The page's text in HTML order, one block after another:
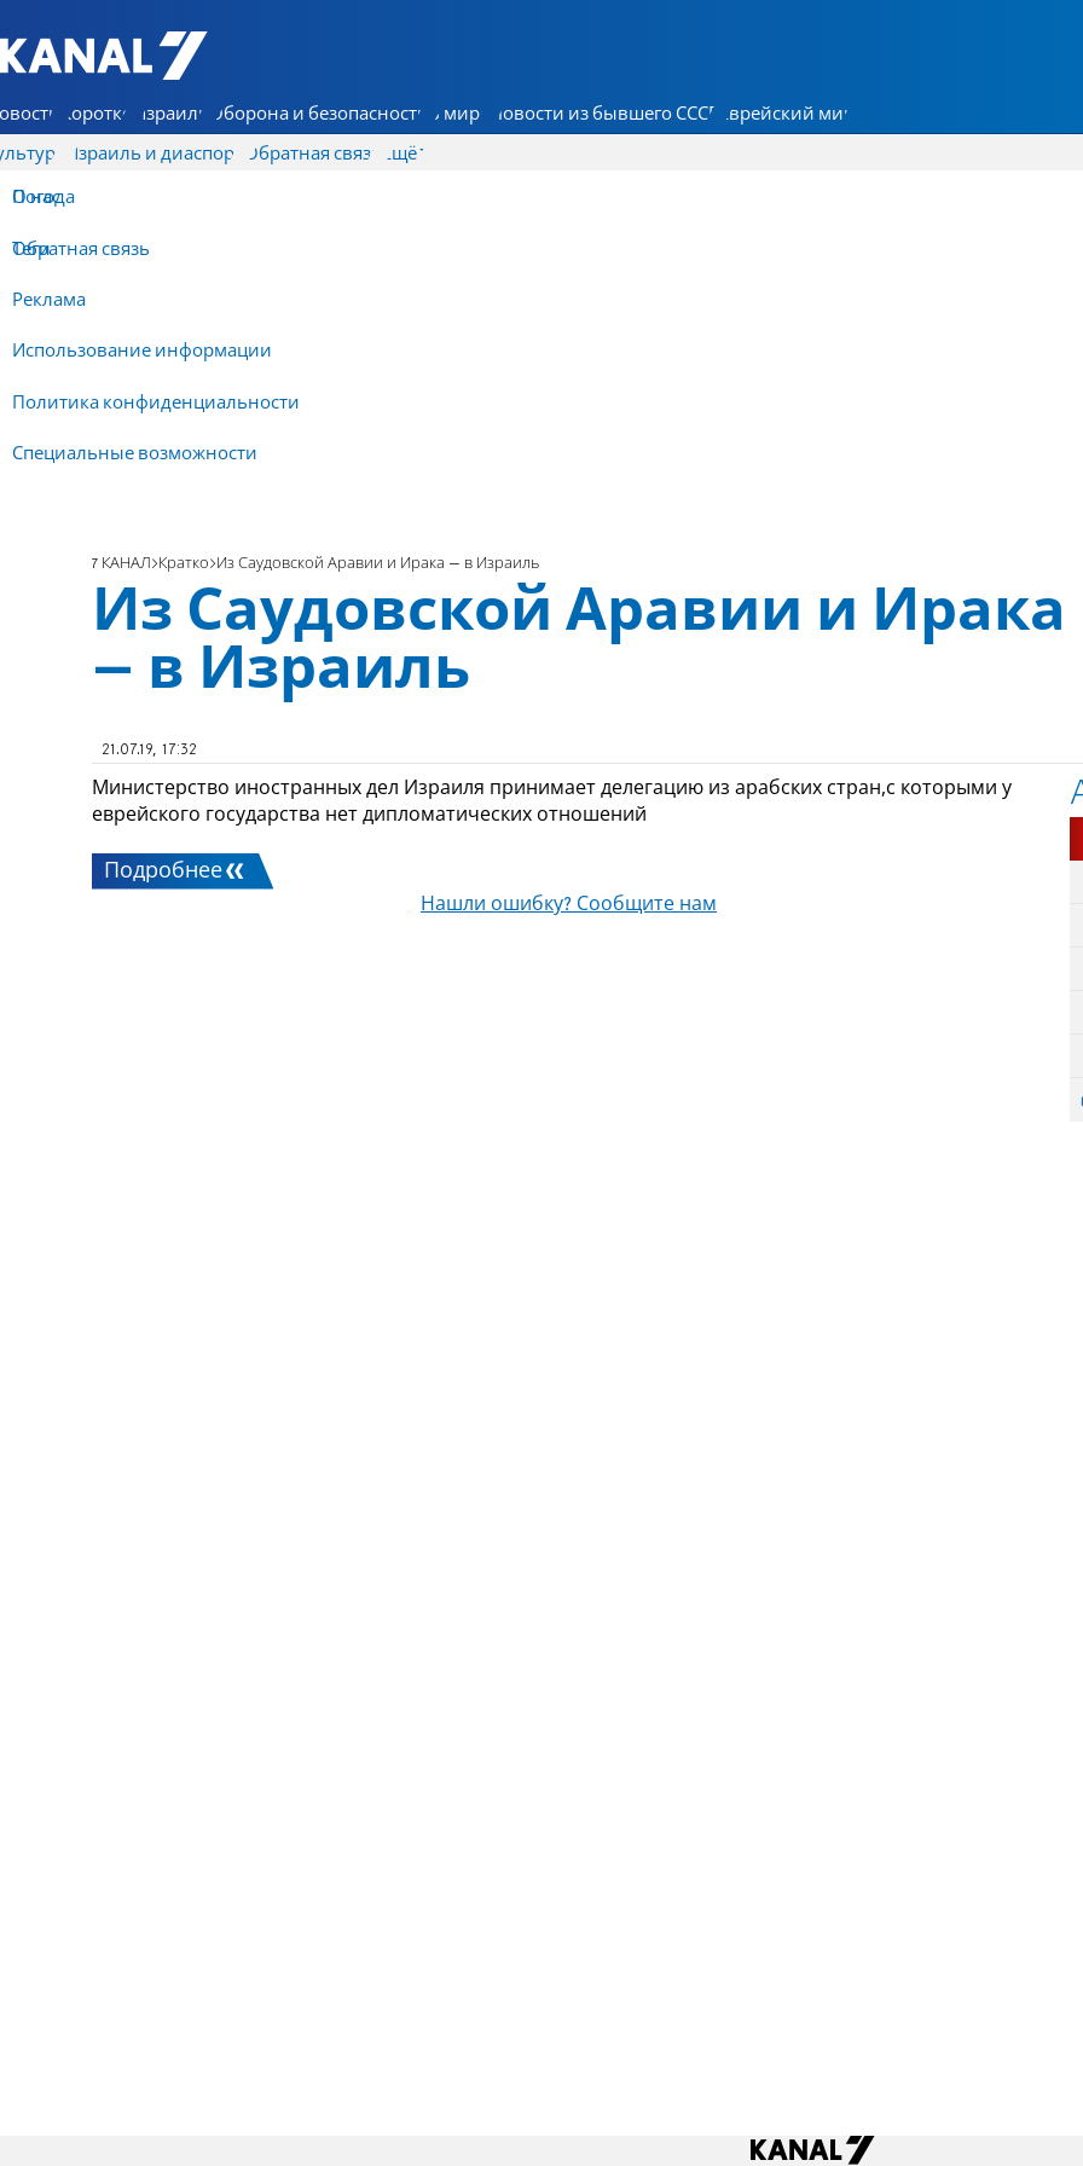
7 КАНАЛ - Аруц Шева
Коротко Израиль Оборона и безопасность В мире Новости из бывшего СССР Еврейский мир
Израиль и диаспора Обратная связь
О нас
Обратная связь
Реклама
Использование информации
Политика конфиденциальности
Специальные возможности
Ещё
Погода
Теги
7 КАНАЛ Кратко Из Саудовской Аравии и Ирака – в Израиль
Из Саудовской Аравии и Ирака
– в Израиль
21.07.19, 17:32
Министерство иностранных дел Израиля принимает делегацию из арабских стран,с которыми у
еврейского государства нет дипломатических отношений
Подробнее
Нашли ошибку? Сообщите нам